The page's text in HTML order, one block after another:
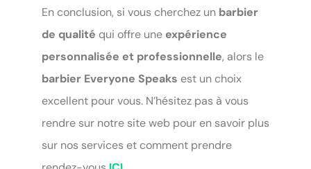
En conclusion, si vous cherchez un barbier
de qualité qui offre une expérience
personnalisée et professionnelle, alors le
barbier Everyone Speaks est un choix
excellent pour vous. N’hésitez pas à vous
rendre sur notre site web pour en savoir plus
sur nos services et comment prendre